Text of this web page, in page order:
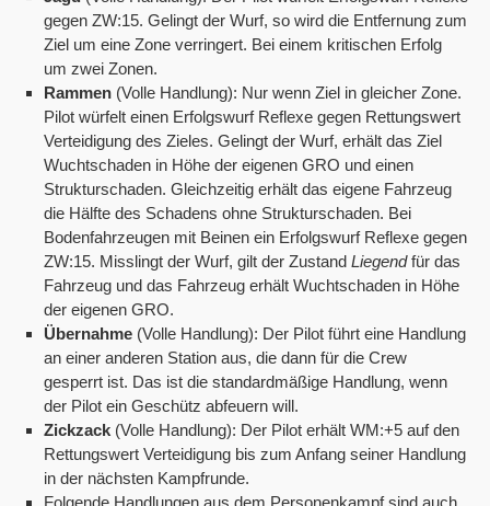
gegen ZW:15. Gelingt der Wurf, so wird die Entfernung zum
Ziel um eine Zone verringert. Bei einem kritischen Erfolg
um zwei Zonen.
Rammen (Volle Handlung): Nur wenn Ziel in gleicher Zone.
Pilot würfelt einen Erfolgswurf Reflexe gegen Rettungswert
Verteidigung des Zieles. Gelingt der Wurf, erhält das Ziel
Wuchtschaden in Höhe der eigenen GRO und einen
Strukturschaden. Gleichzeitig erhält das eigene Fahrzeug
die Hälfte des Schadens ohne Strukturschaden. Bei
Bodenfahrzeugen mit Beinen ein Erfolgswurf Reflexe gegen
ZW:15. Misslingt der Wurf, gilt der Zustand Liegendfür das
Fahrzeug und das Fahrzeug erhält Wuchtschaden in Höhe
der eigenen GRO.
Übernahme (Volle Handlung): Der Pilot führt eine Handlung
an einer anderen Station aus, die dann für die Crew
gesperrt ist. Das ist die standardmäßige Handlung, wenn
der Pilot ein Geschütz abfeuern will.
Zickzack (Volle Handlung): Der Pilot erhält WM:+5 auf den
Rettungswert Verteidigung bis zum Anfang seiner Handlung
in der nächsten Kampfrunde.